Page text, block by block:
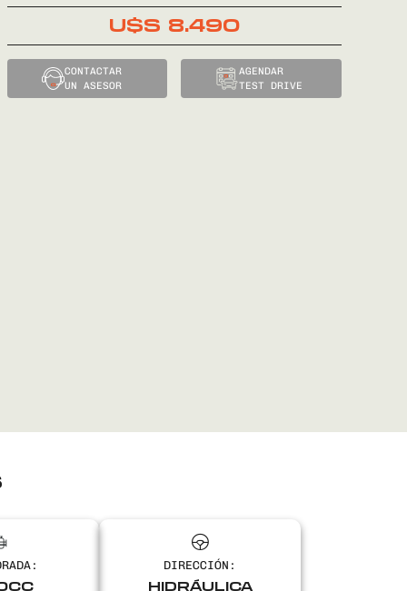
U$S 8.490
CONTACTAR
UN ASESOR
AGENDAR
TEST DRIVE
DIRECCIÓN:
HIDRÁULICA